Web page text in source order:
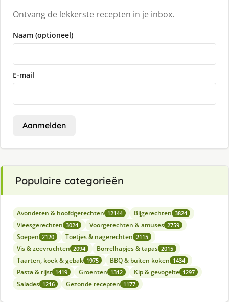
Ontvang de lekkerste recepten in je inbox.
Naam (optioneel)
E-mail
Aanmelden
Populaire categorieën
Avondeten & hoofdgerechten 12144 Bijgerechten 3824
Vleesgerechten 3024 Voorgerechten & amuses 2759
Soepen 2120 Toetjes & nagerechten 2115
Vis & zeevruchten 2094 Borrelhapjes & tapas 2015
Taarten, koek & gebak 1975 BBQ & buiten koken 1434
Pasta & rijst 1419 Groenten 1312 Kip & gevogelte 1297
Salades 1216 Gezonde recepten 1177